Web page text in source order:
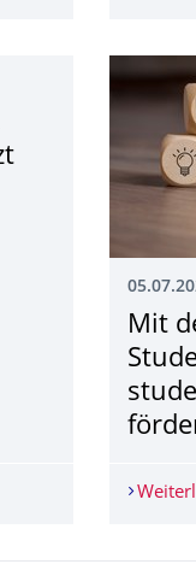
September 2023 –
Mit